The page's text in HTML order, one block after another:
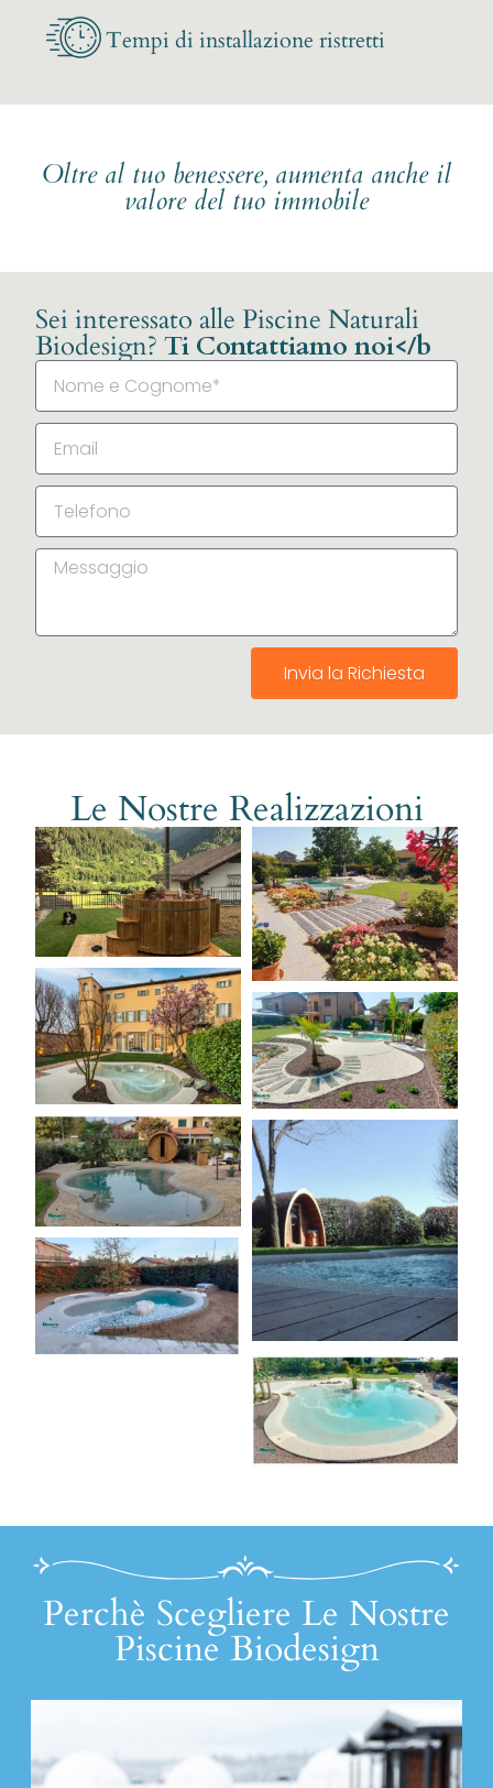
Tempi di installazione ristretti
Oltre al tuo benessere, aumenta anche il
valore del tuo immobile
Sei interessato alle Piscine Naturali
Biodesign? Ti Contattiamo noi</b
Invia la Richiesta
Le Nostre Realizzazioni
Perchè Scegliere Le Nostre
Piscine Biodesign